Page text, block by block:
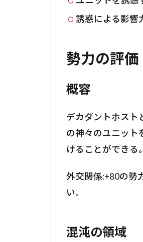
誘惑による影響
勢力の評価
概容
デカダントホスト
の神々のユニット
けることができる。
外交関係:+80の勢
い。
混沌の領域